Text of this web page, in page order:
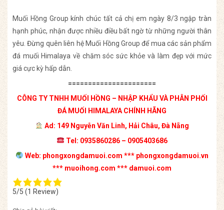
Muối Hồng Group kính chúc tất cả chị em ngày 8/3 ngập tràn
hạnh phúc, nhận được nhiều điều bất ngờ từ những người thân
yêu. Đừng quên liên hệ Muối Hồng Group để mua các sản phẩm
đá muối Himalaya về chăm sóc sức khỏe và làm đẹp với mức
giá cực kỳ hấp dẫn.
======================
CÔNG TY TNHH MUỐI HỒNG – NHẬP KHẨU VÀ PHÂN PHỐI
ĐÁ MUỐI HIMALAYA CHÍNH HÃNG
Ad: 149 Nguyễn Văn Linh, Hải Châu, Đà Nẵng
Tel: 0935860286 – 0905403686
Web: phongxongdamuoi.com *** phongxongdamuoi.vn
*** muoihong.com *** damuoi.com
5/5 (1 Review)